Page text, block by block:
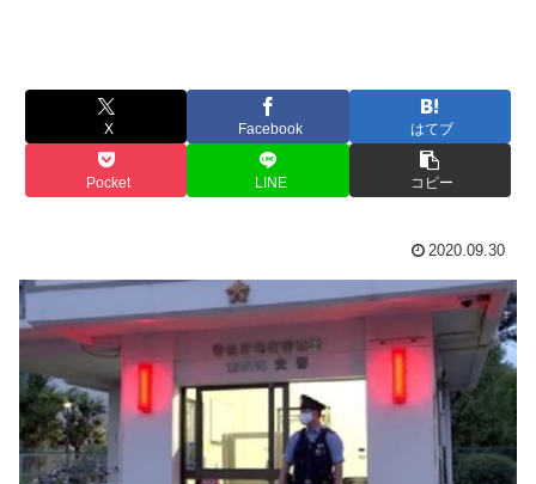
X Facebook はてブ
Pocket LINE コピー
2020.09.30